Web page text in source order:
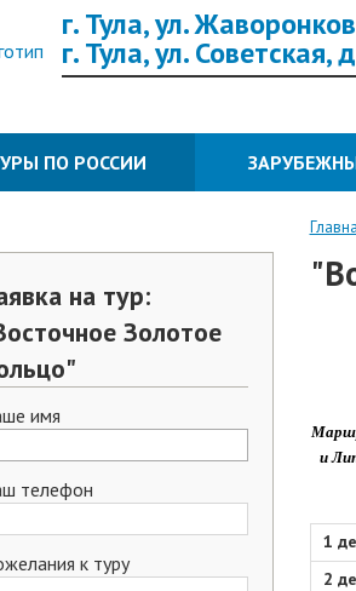
г. Тула, ул.
г. Тула, ул. Советская,
ПО РОССИИ
на тур:
Золотое
имя
телефон
к туру
и
1
2